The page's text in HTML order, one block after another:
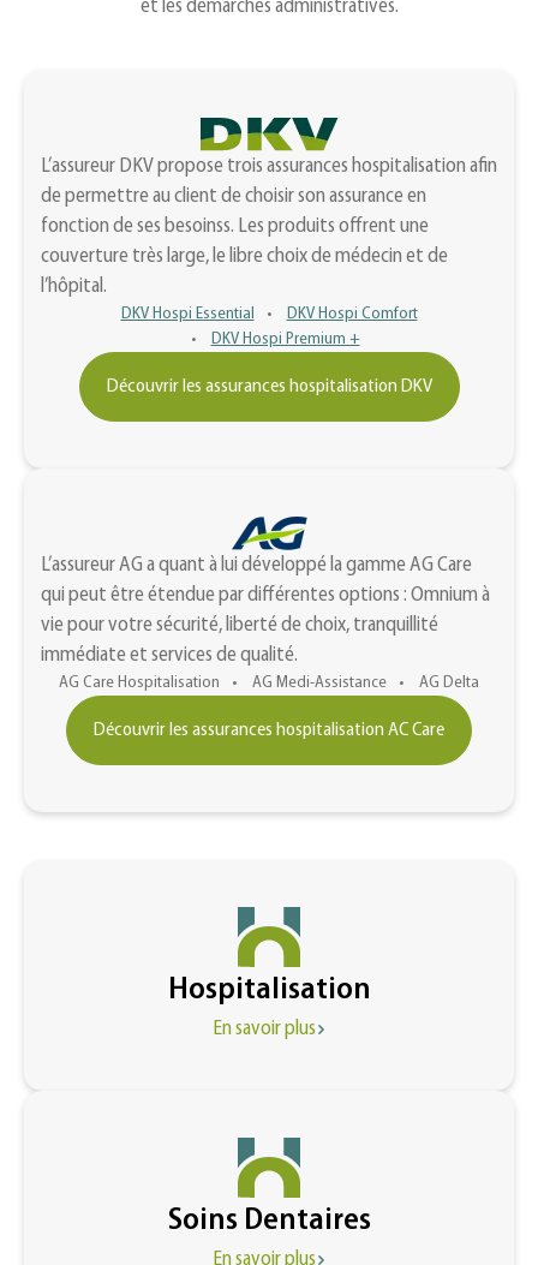
et les démarches administratives.
L’assureur DKV propose trois assurances hospitalisation afin
de permettre au client de choisir son assurance en
fonction de ses besoinss. Les produits offrent une
couverture très large, le libre choix de médecin et de
l’hôpital.
DKV Hospi Essential
DKV Hospi Comfort
DKV Hospi Premium +
Découvrir les assurances hospitalisation DKV
L’assureur AG a quant à lui développé la gamme AG Care
qui peut être étendue par différentes options : Omnium à
vie pour votre sécurité, liberté de choix, tranquillité
immédiate et services de qualité.
AG Care Hospitalisation AG Medi-Assistance AG Delta
Découvrir les assurances hospitalisation AC Care
Hospitalisation
En savoir plus
Soins Dentaires
En savoir plus